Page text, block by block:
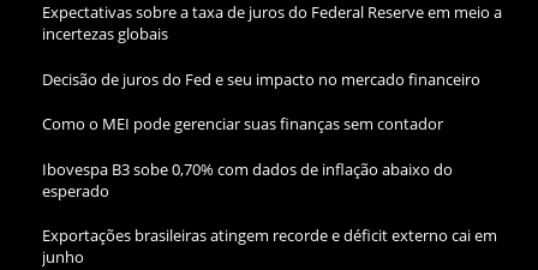
Expectativas sobre a taxa de juros do Federal Reserve em meio a
incertezas globais
Decisão de juros do Fed e seu impacto no mercado financeiro
Como o MEI pode gerenciar suas finanças sem contador
Ibovespa B3 sobe 0,70% com dados de inflação abaixo do
esperado
Exportações brasileiras atingem recorde e déficit externo cai em
junho